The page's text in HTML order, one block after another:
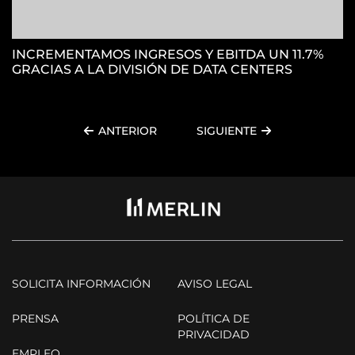
INCREMENTAMOS INGRESOS Y EBITDA UN 11.7%
GRACIAS A LA DIVISIÓN DE DATA CENTERS
ANTERIOR SIGUIENTE
SOLICITA INFORMACIÓN
PRENSA
AVISO LEGAL
POLÍTICA DE
PRIVACIDAD